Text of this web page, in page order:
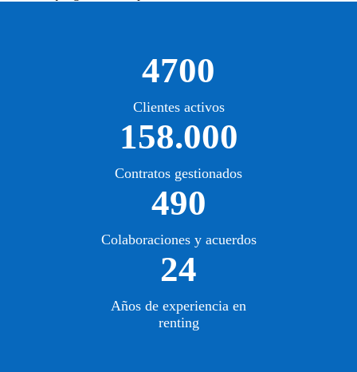
4700
Clientes activos
158.000
Contratos gestionados
490
Colaboraciones y acuerdos
24
Años de experiencia en
renting